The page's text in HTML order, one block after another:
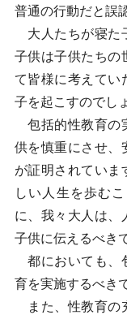
普通の行動だと誤
大人たちが寝た
子供は子供たちの
て皆様に考えてい
子を起こすのでし
包括的性教育の
供を慎重にさせ、
が証明されていま
しい人生を歩む
に、我々大人は、
子供に伝えるべき
都においても、
育を実施するべき
また、性教育の